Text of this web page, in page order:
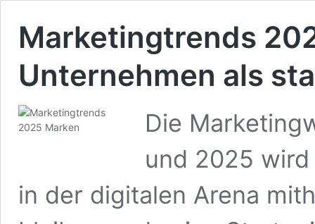
Marketingtrends
Unternehmen als
Die
und 2025 wird
in der digitalen Arena